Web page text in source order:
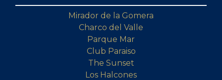
Mirador de la Gomera
Charco del Valle
Parque Mar
Club Paraiso
The Sunset
Los Halcones